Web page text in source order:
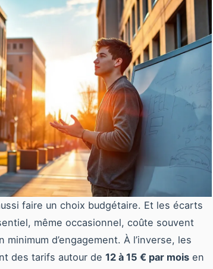
faire un choix budgétaire. Et les écarts
même occasionnel, coûte souvent
minimum d’engagement. À l’inverse, les
des tarifs autour de 12 à 15 € par mois en